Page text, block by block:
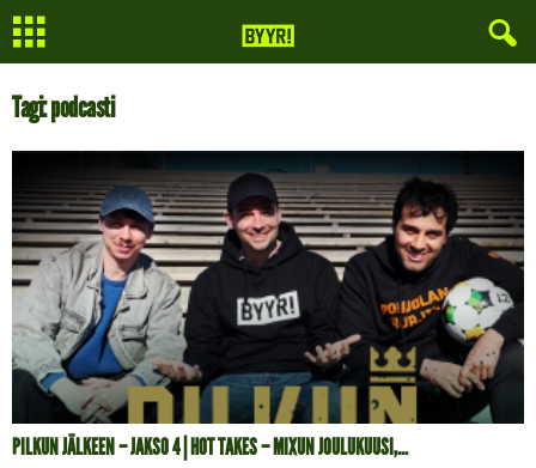
Tagi: podcasti
PILKUN JÄLKEEN – JAKSO 4 | HOT TAKES – MIXUN JOULUKUUSI,...